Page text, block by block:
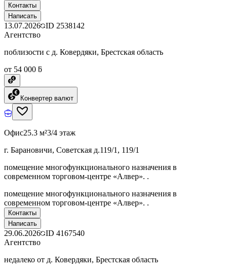
Контакты
Написать
13.07.2026 ID 2538142
Агентство
поблизости с д. Ковердяки, Брестская область
от 54 000 ƃ
Конвертер валют
Офис25.3 м²3/4 этаж
г. Барановичи, Советская д.119/1, 119/1
помещение многофункционального назначения в
современном торговом-центре «Алвер». .
помещение многофункционального назначения в
современном торговом-центре «Алвер». .
Контакты
Написать
29.06.2026 ID 4167540
Агентство
недалеко от д. Ковердяки, Брестская область